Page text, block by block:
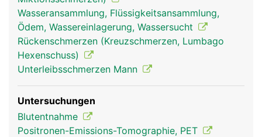
Wasseransammlung, Flüssigkeitsansammlung,
Ödem, Wassereinlagerung, Wassersucht
Rückenschmerzen (Kreuzschmerzen, Lumbago
Hexenschuss)
Unterleibsschmerzen Mann
Untersuchungen
Blutentnahme
Positronen-Emissions-Tomographie, PET